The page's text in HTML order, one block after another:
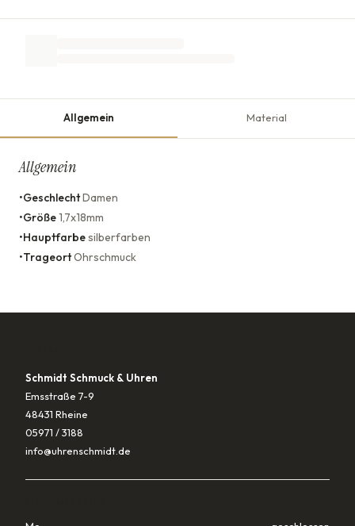
Allgemein Material
Allgemein
•GeschlechtDamen
•Größe1,7x18mm
•Hauptfarbesilberfarben
•TrageortOhrschmuck
Schmidt Schmuck & Uhren
Emsstraße 7-9
48431 Rheine
05971 / 3188
info@uhrenschmidt.de